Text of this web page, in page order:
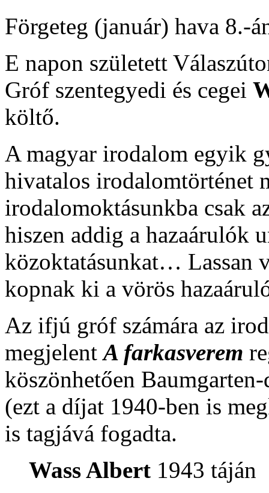
Förgeteg (január) hava 8.-
E napon született
Gróf szentegyedi és cegei
költő.
A magyar irodalom egyik
hivatalos irodalomtörténet
irodalomoktásunkba csak
hiszen addig a hazaárulók
közoktatásunkat… Lassan
kopnak ki a vörös
Az ifjú gróf számára az
megjelentA farkasverem
köszönhetően
(ezt a díjat 1940-ben is
is tagjává fogadta.
Wass Albert 1943 táján